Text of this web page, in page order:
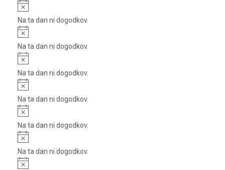
Notice
Na ta dan ni dogodkov.
Notice
Na ta dan ni dogodkov.
Notice
Na ta dan ni dogodkov.
Notice
Na ta dan ni dogodkov.
Notice
Na ta dan ni dogodkov.
Notice
Na ta dan ni dogodkov.
Notice